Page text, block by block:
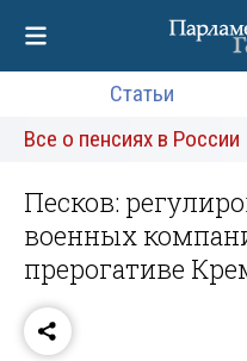
Статьи
Все о пенсиях в России
Песков:
военных
прерогативе